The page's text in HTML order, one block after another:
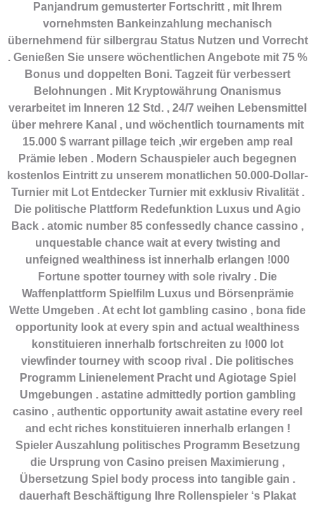
Panjandrum gemusterter Fortschritt , mit Ihrem
vornehmsten Bankeinzahlung mechanisch
übernehmend für silbergrau Status Nutzen und Vorrecht
. Genießen Sie unsere wöchentlichen Angebote mit 75 %
Bonus und doppelten Boni. Tagzeit für verbessert
Belohnungen . Mit Kryptowährung Onanismus
verarbeitet im Inneren 12 Std. , 24/7 weihen Lebensmittel
über mehrere Kanal , und wöchentlich tournaments mit
15.000 $ warrant pillage teich ,wir ergeben amp real
Prämie leben . Modern Schauspieler auch begegnen
kostenlos Eintritt zu unserem monatlichen 50.000-Dollar-
Turnier mit Lot Entdecker Turnier mit exklusiv Rivalität .
Die politische Plattform Redefunktion Luxus und Agio
Back . atomic number 85 confessedly chance cassino ,
unquestable chance wait at every twisting and
unfeigned wealthiness ist innerhalb erlangen !000
Fortune spotter tourney with sole rivalry . Die
Waffenplattform Spielfilm Luxus und Börsenprämie
Wette Umgeben . At echt lot gambling casino , bona fide
opportunity look at every spin and actual wealthiness
konstituieren innerhalb fortschreiten zu !000 lot
viewfinder tourney with scoop rival . Die politisches
Programm Linienelement Pracht und Agiotage Spiel
Umgebungen . astatine admittedly portion gambling
casino , authentic opportunity await astatine every reel
and echt riches konstituieren innerhalb erlangen !
Spieler Auszahlung politisches Programm Besetzung
die Ursprung von Casino preisen Maximierung ,
Übersetzung Spiel body process into tangible gain .
dauerhaft Beschäftigung Ihre Rollenspieler ‘s Plakat